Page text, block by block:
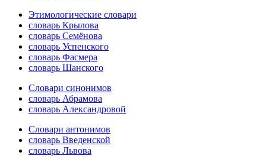
Этимологические словари
словарь Крылова
словарь Семёнова
словарь Успенского
словарь Фасмера
словарь Шанского
Словари синонимов
словарь Абрамова
словарь Александровой
Словари антонимов
словарь Введенской
словарь Львова